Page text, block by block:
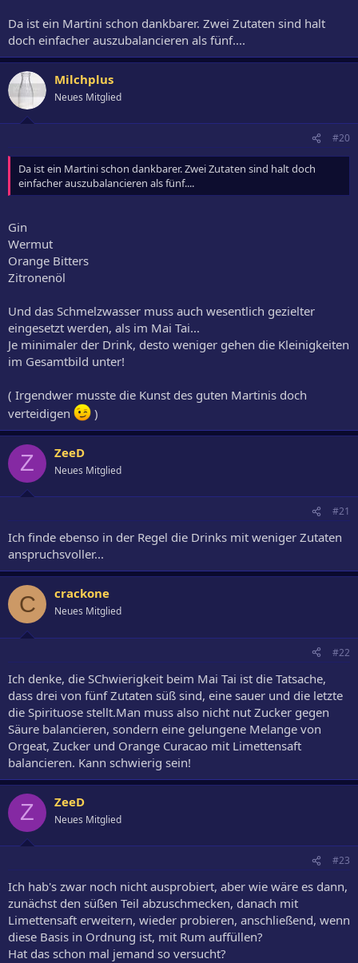
Da ist ein Martini schon dankbarer. Zwei Zutaten sind halt
doch einfacher auszubalancieren als fünf....
Milchplus
Neues Mitglied
#20
Da ist ein Martini schon dankbarer. Zwei Zutaten sind halt doch
einfacher auszubalancieren als fünf....
Gin
Wermut
Orange Bitters
Zitronenöl
Und das Schmelzwasser muss auch wesentlich gezielter
eingesetzt werden, als im Mai Tai...
Je minimaler der Drink, desto weniger gehen die Kleinigkeiten
im Gesamtbild unter!
( Irgendwer musste die Kunst des guten Martinis doch
verteidigen
)
Z ZeeD
Neues Mitglied
#21
Ich finde ebenso in der Regel die Drinks mit weniger Zutaten
anspruchsvoller...
C crackone
Neues Mitglied
#22
Ich denke, die SChwierigkeit beim Mai Tai ist die Tatsache,
dass drei von fünf Zutaten süß sind, eine sauer und die letzte
die Spirituose stellt.Man muss also nicht nut Zucker gegen
Säure balancieren, sondern eine gelungene Melange von
Orgeat, Zucker und Orange Curacao mit Limettensaft
balancieren. Kann schwierig sein!
Z ZeeD
Neues Mitglied
#23
Ich hab's zwar noch nicht ausprobiert, aber wie wäre es dann,
zunächst den süßen Teil abzuschmecken, danach mit
Limettensaft erweitern, wieder probieren, anschließend, wenn
diese Basis in Ordnung ist, mit Rum auffüllen?
Hat das schon mal jemand so versucht?